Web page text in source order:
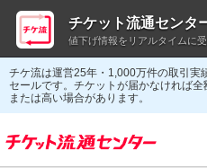
チケ流は運営25年・1,000万件の取引実
セールです。チケットが届かなければ
または高い場合があります。
チケット流通センタ
値下げ情報をリアルタイムに